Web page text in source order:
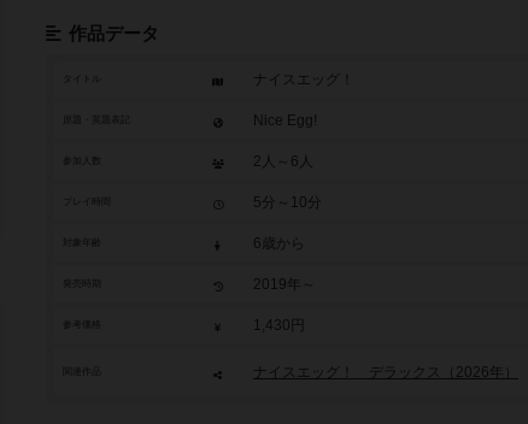
作品データ
タイトル ナイスエッグ！
Nice Egg!
参加人数 2人～6人
5分～10分
6歳から
2019年～
1,430円
関連作品 ナイスエッグ！ デラックス（2026年）